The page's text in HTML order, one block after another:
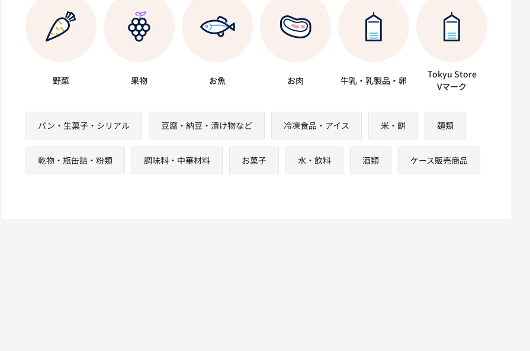
野菜 果物 お魚 お肉 牛乳・乳製品・卵
Tokyu Store
Vマーク
パン・生菓子・シリアル 豆腐・納豆・漬け物など 冷凍食品・アイス 米・餅 麺類
乾物・瓶缶詰・粉類 調味料・中華材料 お菓子 水・飲料 酒類 ケース販売商品